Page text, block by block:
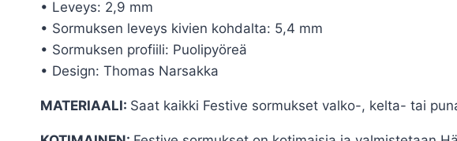
• Leveys: 2,9 mm
• Sormuksen leveys kivien kohdalta: 5,4 mm
• Sormuksen profiili: Puolipyöreä
• Design: Thomas Narsakka
MATERIAALI: Saat kaikki Festive sormukset valko-, kelta- tai